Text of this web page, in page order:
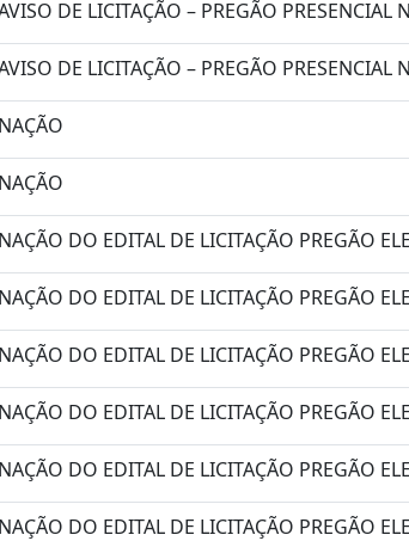
DE LICITAÇÃO – PREGÃO
DE LICITAÇÃO – PREGÃO
DO EDITAL DE LICITAÇÃO PREGÃO
DO EDITAL DE LICITAÇÃO PREGÃO
DO EDITAL DE LICITAÇÃO PREGÃO
DO EDITAL DE LICITAÇÃO PREGÃO
DO EDITAL DE LICITAÇÃO PREGÃO
DO EDITAL DE LICITAÇÃO PREGÃO